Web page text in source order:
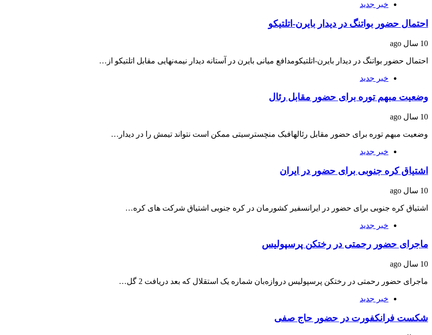
خبر جدید
احتمال حضور بواتنگ در دیدار بایرن-اتلتیکو
10 سال ago
احتمال حضور بواتنگ در دیدار بایرن-اتلتیکومدافع میانی بایرن در آستانه دیدار نیمه‌نهایی مقابل اتلتیکو از…
خبر جدید
وضعیت مبهم توره برای حضور مقابل رئال
10 سال ago
وضعیت مبهم توره برای حضور مقابل رئالهافبک منچسترسیتی ممکن است نتواند تیمش را در دیدار…
خبر جدید
اشتیاق كره جنوبی برای حضور در ایران
10 سال ago
اشتیاق كره جنوبی برای حضور در ایرانسفیر كشورمان در كره جنوبی اشتیاق شركت های كره…
خبر جدید
ماجرای حضور رحمتی در رختکن پرسپولیس
10 سال ago
ماجرای حضور رحمتی در رختکن پرسپولیس دروازه‌بان شماره یک استقلال که بعد دریافت 2 گل…
خبر جدید
شکست فرانکفورت در حضور حاج صفی